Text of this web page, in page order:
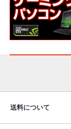
送料について